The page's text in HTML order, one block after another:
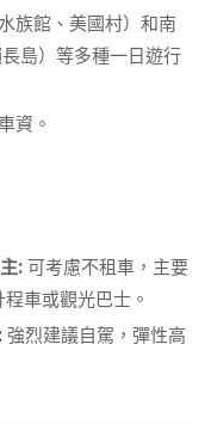
族館、美國村）和南
島）等多種一日遊行
資。
: 可考慮不租車，主要
車或觀光巴士。
強烈建議自駕，彈性高